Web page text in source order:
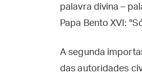
palavra divina –
Papa Bento XVI:
A segunda
das autoridades